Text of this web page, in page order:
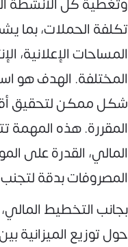
وتغطية كل الأنشطة
تكلفة الحملات، بما
المساحات الإعلانية،
المختلفة. الهدف هو
شكل ممكن لتحقيق
المقررة. هذه
المالي، القدرة على
المصروفات بدقة
بجانب التخطيط
حول توزيع الميزانية